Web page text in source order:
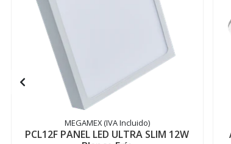
MEGAMEX (IVA Incluido)
PCL12F PANEL LED ULTRA SLIM 12W